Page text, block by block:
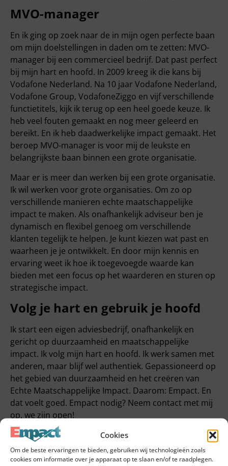
Cookies
Om de beste ervaringen te bieden, gebruiken wij technologieën zoals
cookies om informatie over je apparaat op te slaan en/of te raadplegen.
MVO-manager
En ik ging op zoek naar de in mijn ogen perfecte baan
om mijn doelstellingen in daden om te zetten: MVO-
manager bij een commercieel bedrijf. Dat past perfect
bij mijn hart en hoofd. In 2009 kreeg ik die kans bij
Vodafone Nederland. Na 10 jaar Vodafone Nederland,
Vodafone Group, VodafoneZiggo en vijf verschillende
functietitels, kijk ik terug op een heel goede keuze. Ik
heb veel fouten gemaakt en nog meer geleerd en
bereikt. En ik heb daadwerkelijke impact gemaakt. Het
beroep MVO-manager is voor mij de leukste en
belangrijkste baan binnen een grote organisatie.
Maar er is meer dan werken bij een grote organisatie.
Ik wil werken voor grote organisaties. Om zo op
verschillende manieren echte maatschappelijke
impact te maken. Als onafhankelijk adviseur ben je
dynamisch en flexibel genoeg om verschillende
klanten tegelijk te helpen. Je kunt kiezen wat past en
waarheen je je ontwikkelt. En door mijn kennis en
ervaring weet ik hoe ik toegevoegde waarde kan
bieden met een focus op het waarderen en sturen op
strategische impact.
Volg je hart en gebruik je hoofd
Ik start een eigen adviesbedrijf, onafhankelijk en
gericht op duurzaamheid en maatschappelijke
impact. Ik volg mijn hart en hoofd. Ik werk samen met
anderen, maar blijf wel authentiek. Gepassioneerd op
het gebied van duurzaamheid en het creëren van
Echte Maatschappelijke Impact. Daarom: Empact. En
dat voelt goed. Empact nodig? Neem contact met mij
op, we zijn open!
Deel dit artikel